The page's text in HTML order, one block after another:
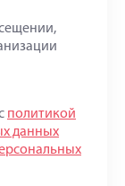
политикой
данных